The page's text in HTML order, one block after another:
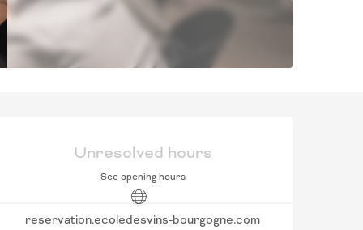
HOURS &
Unresolved hours
See opening hours
reservation.ecoledesvins-bourgogne.com